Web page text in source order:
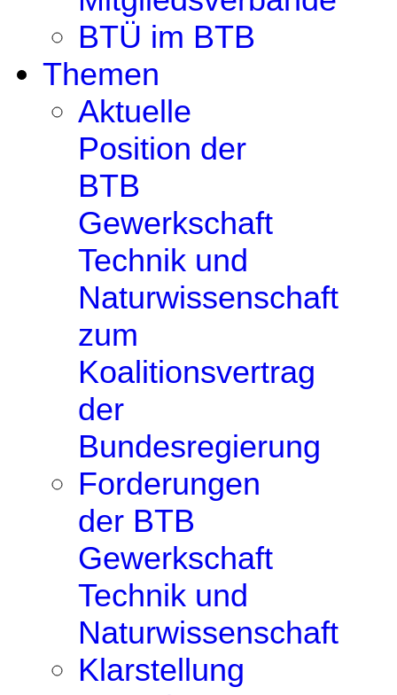
BTÜ im BTB
Themen
Aktuelle
Position der
BTB
Gewerkschaft
Technik und
Naturwissenschaft
zum
Koalitionsvertrag
der
Bundesregierung
Forderungen
der BTB
Gewerkschaft
Technik und
Naturwissenschaft
Klarstellung